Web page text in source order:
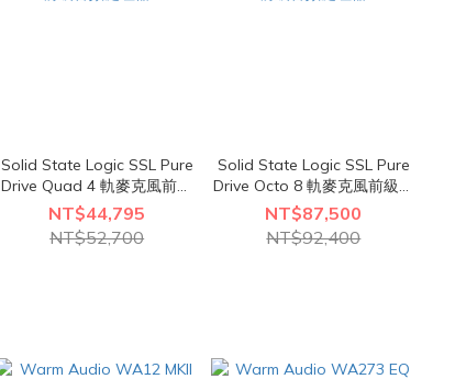
Solid State Logic SSL Pure
Drive Quad 4 軌麥克風前級
音頻處理器
NT$44,795
NT$52,700
Solid State Logic SSL Pure
Drive Octo 8 軌麥克風前級音
頻處理器
NT$87,500
NT$92,400